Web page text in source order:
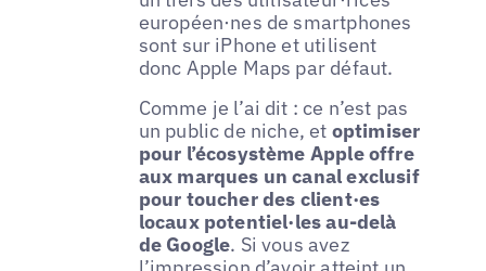
européen·nes de smartphones
sont sur iPhone et utilisent
donc Apple Maps par défaut.
Comme je l’ai dit : ce n’est pas
un public de niche, et optimiser
pour l’écosystème Apple offre
aux marques un canal exclusif
pour toucher des client·es
locaux potentiel·les au-delà
de Google. Si vous avez